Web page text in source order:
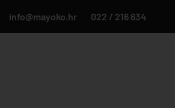
info@mayoko.hr 022 / 216 634